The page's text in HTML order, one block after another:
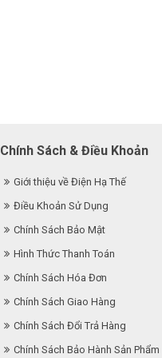
Chính Sách & Điều Khoản
Giới thiệu về Điện Hạ Thế
Điều Khoản Sử Dụng
Chính Sách Bảo Mật
Hình Thức Thanh Toán
Chính Sách Hóa Đơn
Chính Sách Giao Hàng
Chính Sách Đổi Trả Hàng
Chính Sách Bảo Hành Sản Phẩm